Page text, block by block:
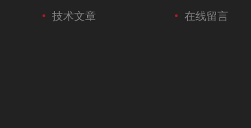
技术文章 在线留言